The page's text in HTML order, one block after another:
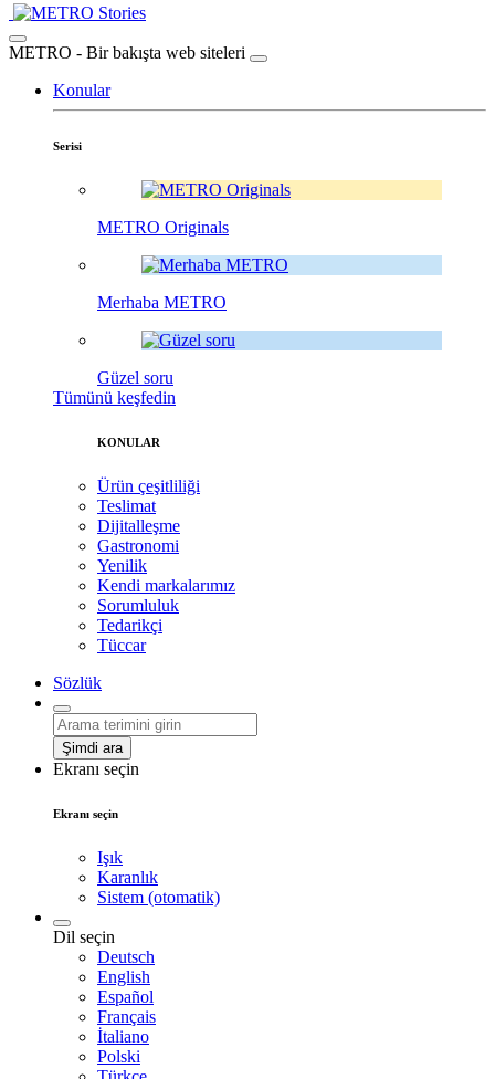
Stories
METRO - Bir bakışta web siteleri
Konular
Serisi
METRO Originals
Merhaba METRO
Güzel soru
Tümünü keşfedin
KONULAR
Ürün çeşitliliği
Teslimat
Dijitalleşme
Gastronomi
Yenilik
Kendi markalarımız
Sorumluluk
Tedarikçi
Tüccar
Sözlük
Şimdi ara
Ekranı seçin
Ekranı seçin
Işık
Karanlık
Sistem (otomatik)
Dil seçin
Deutsch
English
Español
Français
İtaliano
Polski